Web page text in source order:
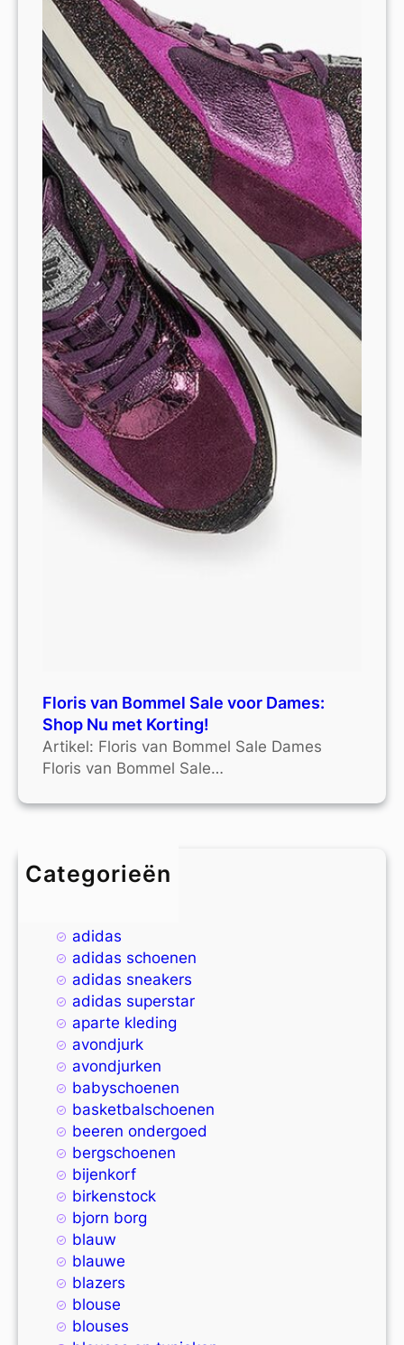
Floris van Bommel Sale voor Dames:
Shop Nu met Korting!
Artikel: Floris van Bommel Sale Dames
Floris van Bommel Sale…
Categorieën
4xl
adidas
adidas schoenen
adidas sneakers
adidas superstar
aparte kleding
avondjurk
avondjurken
babyschoenen
basketbalschoenen
beeren ondergoed
bergschoenen
bijenkorf
birkenstock
bjorn borg
blauw
blauwe
blazers
blouse
blouses